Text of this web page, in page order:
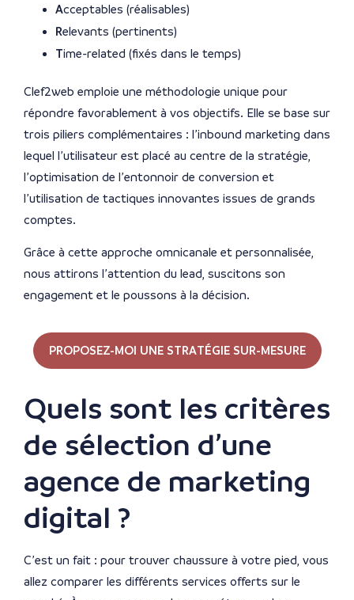
Acceptables (réalisables)
Relevants (pertinents)
Time-related (fixés dans le temps)
Clef2web emploie une méthodologie unique pour
répondre favorablement à vos objectifs. Elle se base sur
trois piliers complémentaires : l’inbound marketing dans
lequel l’utilisateur est placé au centre de la stratégie,
l’optimisation de l’entonnoir de conversion et
l’utilisation de tactiques innovantes issues de grands
comptes.
Grâce à cette approche omnicanale et personnalisée,
nous attirons l’attention du lead, suscitons son
engagement et le poussons à la décision.
PROPOSEZ-MOI UNE STRATÉGIE SUR-MESURE
Quels sont les critères
de sélection d’une
agence de marketing
digital ?
C’est un fait : pour trouver chaussure à votre pied, vous
allez comparer les différents services offerts sur le